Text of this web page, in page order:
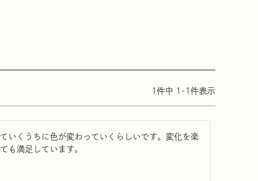
1 件中 1 - 1 件表示
いくうちに色が変わっていくらしいです。変化を楽
も満足しています。